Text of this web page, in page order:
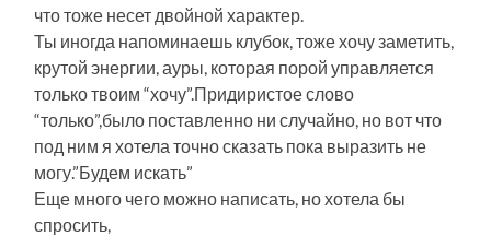
что тоже несет двойной характер.
Ты иногда напоминаешь клубок, тоже хочу заметить,
крутой энергии, ауры, которая порой управляется
только твоим “хочу”.Придиристое слово
“только”,было поставленно ни случайно, но вот что
под ним я хотела точно сказать пока выразить не
могу.”Будем искать”
Еще много чего можно написать, но хотела бы
спросить,